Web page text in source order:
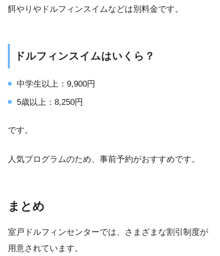
餌やりやドルフィンスイムなどは別料金です。
ドルフィンスイムはいくら？
中学生以上：9,900円
5歳以上：8,250円
です。
人気プログラムのため、事前予約がおすすめです。
まとめ
室戸ドルフィンセンターでは、さまざまな割引制度が
用意されています。